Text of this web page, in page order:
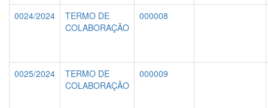
0024/2024
TERMO DE
COLABORAÇÃO
000008
0025/2024
TERMO DE
COLABORAÇÃO
000009